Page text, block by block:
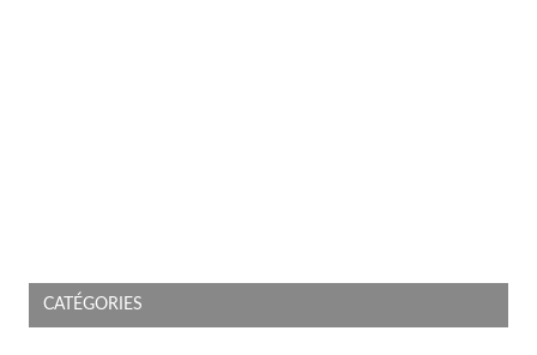
CATÉGORIES